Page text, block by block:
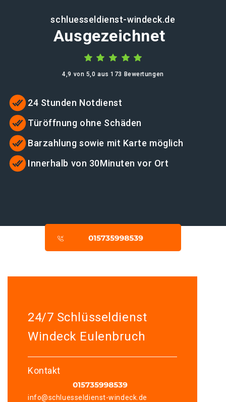
schluesseldienst-windeck.de
Ausgezeichnet
4,9 von 5,0 aus 173 Bewertungen
24 Stunden Notdienst
Türöffnung ohne Schäden
Barzahlung sowie mit Karte möglich
Innerhalb von 30Minuten vor Ort
24/7 Schlüsseldienst
Windeck Eulenbruch
Kontakt
info@schluesseldienst-windeck.de